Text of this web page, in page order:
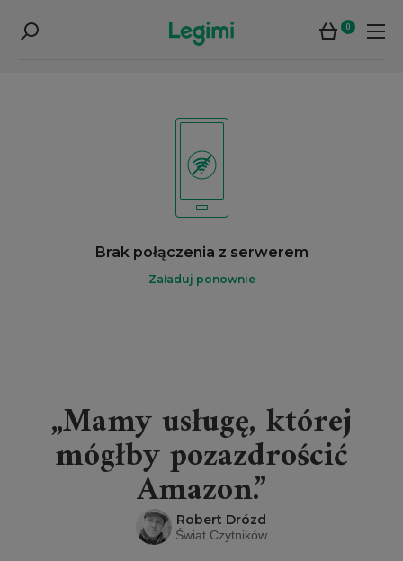
0
Brak połączenia z serwerem
Załaduj ponownie
„Mamy usługę, której
mógłby pozazdrościć
Amazon.”
Robert Drózd
Świat Czytników